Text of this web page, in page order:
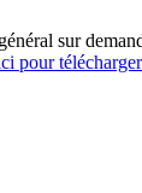
sur
pour